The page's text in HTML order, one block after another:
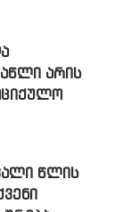
ᲐᲠᲘᲡ
ᲬᲚᲘᲡ